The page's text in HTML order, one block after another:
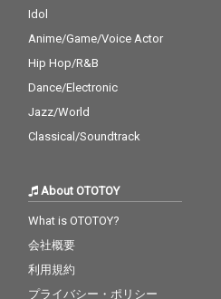
Idol
Anime/Game/Voice Actor
Hip Hop/R&B
Dance/Electronic
Jazz/World
Classical/Soundtrack
About OTOTOY
What is OTOTOY?
会社概要
利用規約
プライバシー・ポリシー